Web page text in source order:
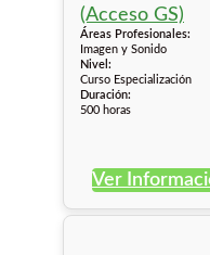
Áreas Profesionales:
Imagen y Sonido
Nivel:
Curso Especialización
Duración:
500 horas
Ver